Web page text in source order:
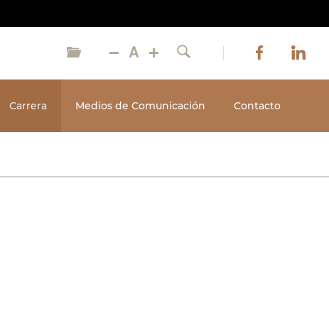
Szukaj
Social
media
Facebook
Image Image
Carrera Medios de Comunicación Contacto